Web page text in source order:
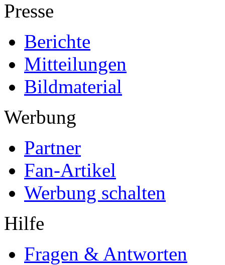
Presse
Berichte
Mitteilungen
Bildmaterial
Werbung
Partner
Fan-Artikel
Werbung schalten
Hilfe
Fragen & Antworten